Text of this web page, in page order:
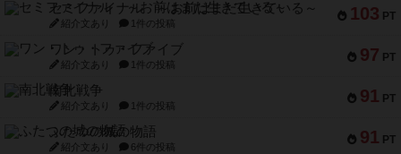
103 PT
セミファイナル ～お前はまだ生きている～
紹介文あり 1件の投稿
97 PT
ワン・トゥ・ファイブ
紹介文あり 1件の投稿
91 PT
南北戦争
紹介文あり 1件の投稿
91 PT
ふたつの城の物語
紹介文あり 6件の投稿